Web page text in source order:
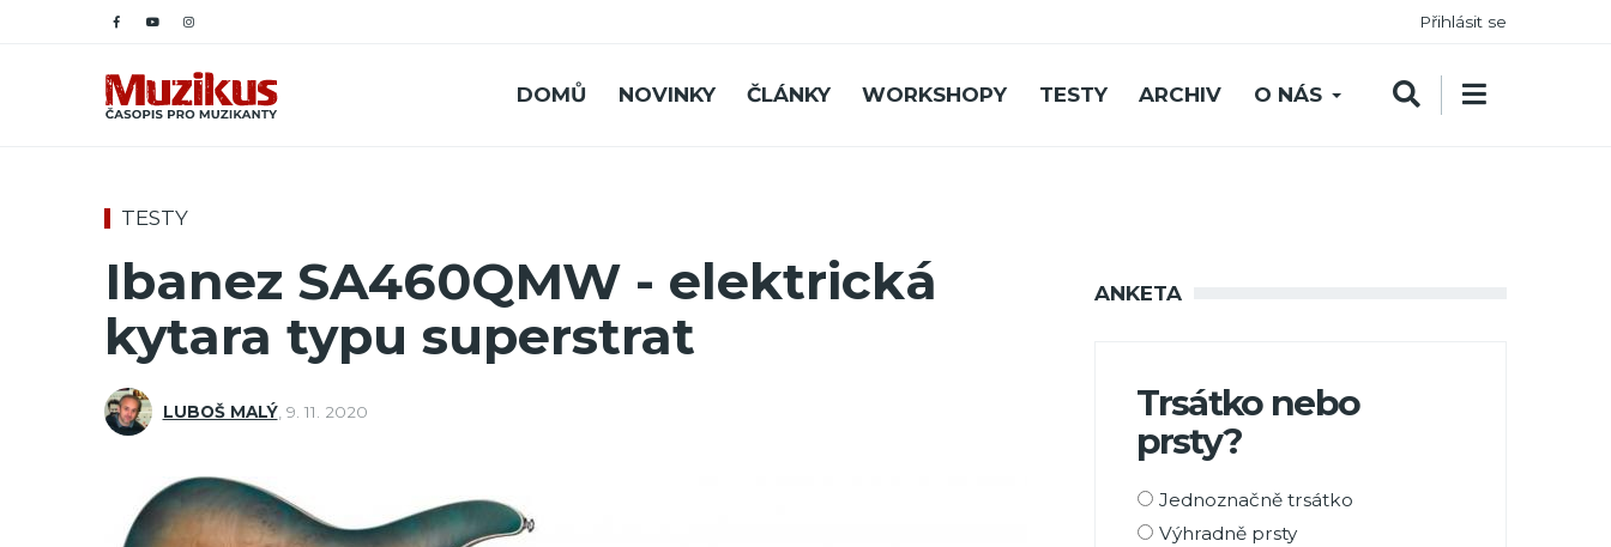
Přihlásit se
DOMŮ NOVINKY ČLÁNKY WORKSHOPY TESTY ARCHIV O NÁS
TESTY
Ibanez SA460QMW - elektrická
kytara typu superstrat
LUBOŠ MALÝ, 9. 11. 2020
ANKETA
Trsátko nebo
prsty?
Možnosti
výběru
Jednoznačně trsátko
Výhradně prsty